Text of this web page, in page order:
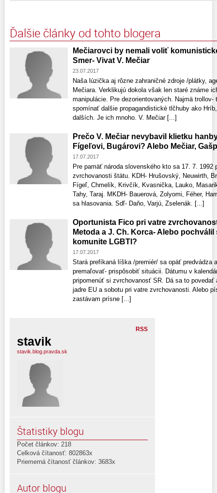
Ďalšie články od tohto blogera
Mečiarovci by nemali voliť
Smer- Vivat V. Mečiar
23.07.2017
Naša lúzička aj rôzne zahraničné zdroje /plátky,
Mečiara. Verklikujú dokola však len staré známe
manipulácie. Pre dezorientovaných. Najmä trollov-
spomínať dalšie propagandistické tlčhuby ako
dalších. Je ich mnoho. V. Mečiar [...]
Prečo V. Mečiar nevybavil klietku
Fígeľovi, Bugárovi? Alebo Mečiar,
17.07.2017
Pre pamäť národa slovenského kto sa 17. 7. 1992
zvrchovanosti štátu. KDH- Hrušovský, Neuwirth,
Fígeľ, Chmelík, Krivčík, Kvasnička, Lauko,
Tahy, Taraj. MKDH- Bauerová, Zolyomi, Féher,
sa hlasovania. Sdľ- Daňo, Varjú, Zselenák. [...]
Oportunista Fico pri vatre
Metoda a J. Ch. Korca- Alebo
komunite LGBTI?
17.07.2017
Stará prefíkaná líška /premiér/ sa opäť predvádza
premaľovať- prispôsobiť situácii. Dátumu v
pripomenúť si zvrchovanosť SR. Dá sa to
jadre EU a sobotu pri vatre zvrchovanosti. Alebo
zastávam prísne [...]
RSS
stavik
stavik.blog.pravda.sk
Štatistiky blogu
Počet článkov: 218
Celková čítanosť: 802863x
Priemerná čítanosť článkov: 3683x
Autor blogu